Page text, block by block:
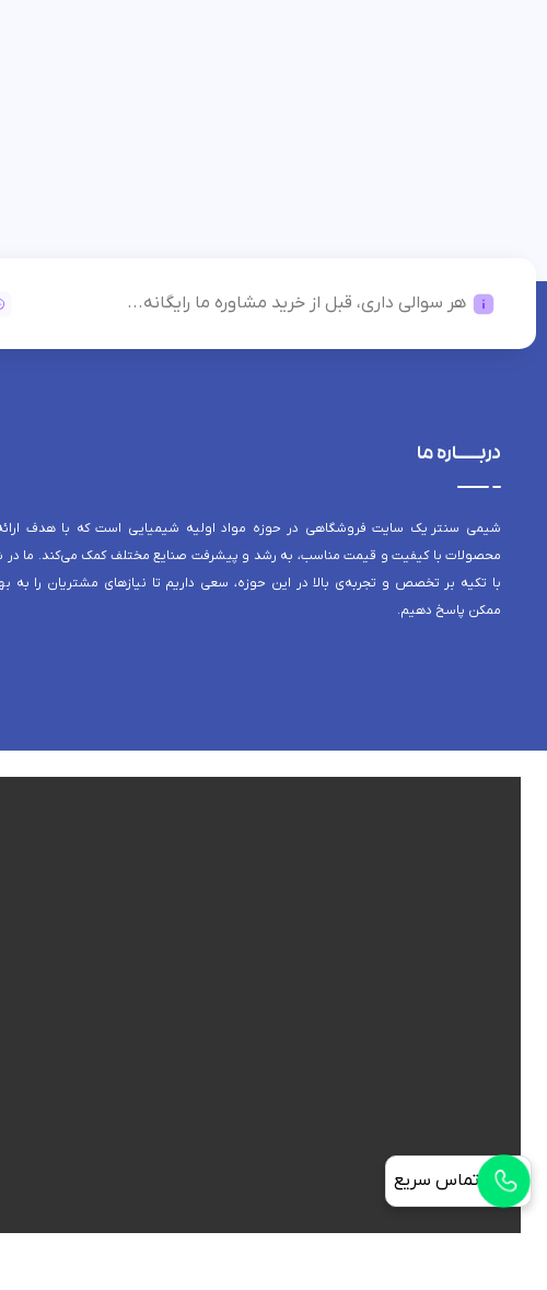
تماس سریع
هر سوالی داری، قبل از خرید مشاوره ما رایگانه...
دربــــاره ما
شیمی سنتر یک سایت فروشگاهی در حوزه مواد اولیه شیمیایی است که با هدف
محصولات با کیفیت و قیمت مناسب، به رشد و پیشرفت صنایع مختلف کمک می‌کند. ما در
با تکیه بر تخصص و تجربه‌ی بالا در این حوزه، سعی داریم تا نیازهای مشتریان را به
ممکن پاسخ دهیم.